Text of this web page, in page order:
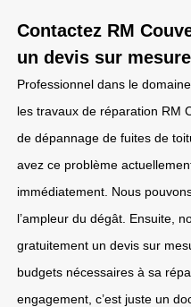
Contactez RM
un devis sur mesure
Professionnel dans le
les travaux de réparation RM
de dépannage de fuites de
avez ce problème
immédiatement. Nous
l’ampleur du dégât. Ensuite,
gratuitement un devis sur
budgets nécessaires à sa
engagement, c’est juste un